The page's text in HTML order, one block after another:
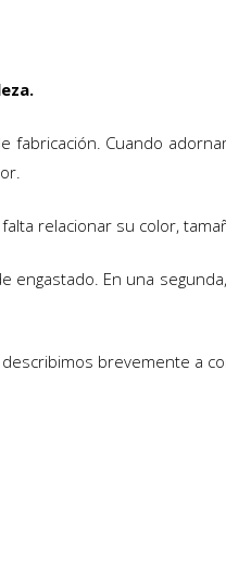
Cuando
relacionar su color,
engastado. En una
brevemente a